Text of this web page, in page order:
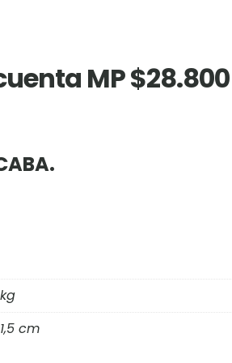
MP $28.800
cm